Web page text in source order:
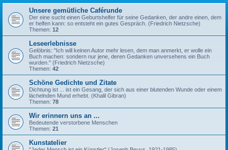
Unsere gemütliche Caférunde
Der eine sucht einen Geburtshelfer für seine Gedanken, der andre einen, dem
er helfen kann: so entsteht ein gutes Gespräch. (Friedrich Nietzsche)
Themen: 12
Leseerlebnisse
Gelöbnis: "Ich will keinen Autor mehr lesen, dem man anmerkt, er wolle ein
Buch machen: sondern nur jene, deren Gedanken unversehens ein Buch
wurden." (Friedrich Nietzsche)
Themen: 42
Schöne Gedichte und Zitate
Dichtung ist ... ist ein Gesang, der sich aus einer blutenden Wunde oder einem
lächelnden Mund erhebt. (Khalil Gibran)
Themen: 78
Wir erinnern uns an ...
Bedeutende verstorbene Menschen
Themen: 21
Kunstatelier